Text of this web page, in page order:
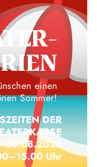
einen
Sommer!
DER
Uhr